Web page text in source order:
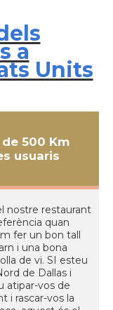
a
Units
500 Km
usuaris
nostre restaurant
quan
fer un bon tall
i una bona
de vi. SI esteu
de Dallas i
atipar-vos de
i rascar-vos la